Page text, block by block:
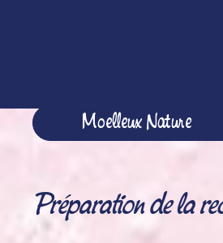
Moelleux Nature
Préparation de la